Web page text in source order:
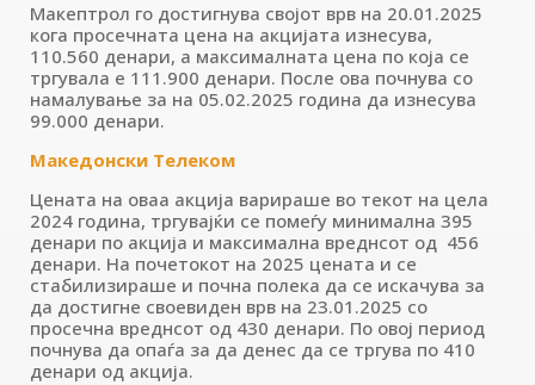
Макептрол го достигнува својот врв на 20.01.2025
кога просечната цена на акцијата изнесува,
110.560 денари, а максималната цена по која се
тргувала е 111.900 денари. После ова почнува со
намалување за на 05.02.2025 година да изнесува
99.000 денари.
Македонски Телеком
Цената на оваа акција варираше во текот на цела
2024 година, тргувајќи се помеѓу минимална 395
денари по акција и максимална вреднсот од 456
денари. На почетокот на 2025 цената и се
стабилизираше и почна полека да се искачува за
да достигне своевиден врв на 23.01.2025 со
просечна вреднсот од 430 денари. По овој период
почнува да опаѓа за да денес да се тргува по 410
денари од акција.